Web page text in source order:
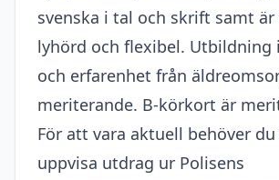
svenska i tal och skrift samt
lyhörd och flexibel. Utbildning
och erfarenhet från
meriterande. B-körkort är
För att vara aktuell behöver
uppvisa utdrag ur Polisens